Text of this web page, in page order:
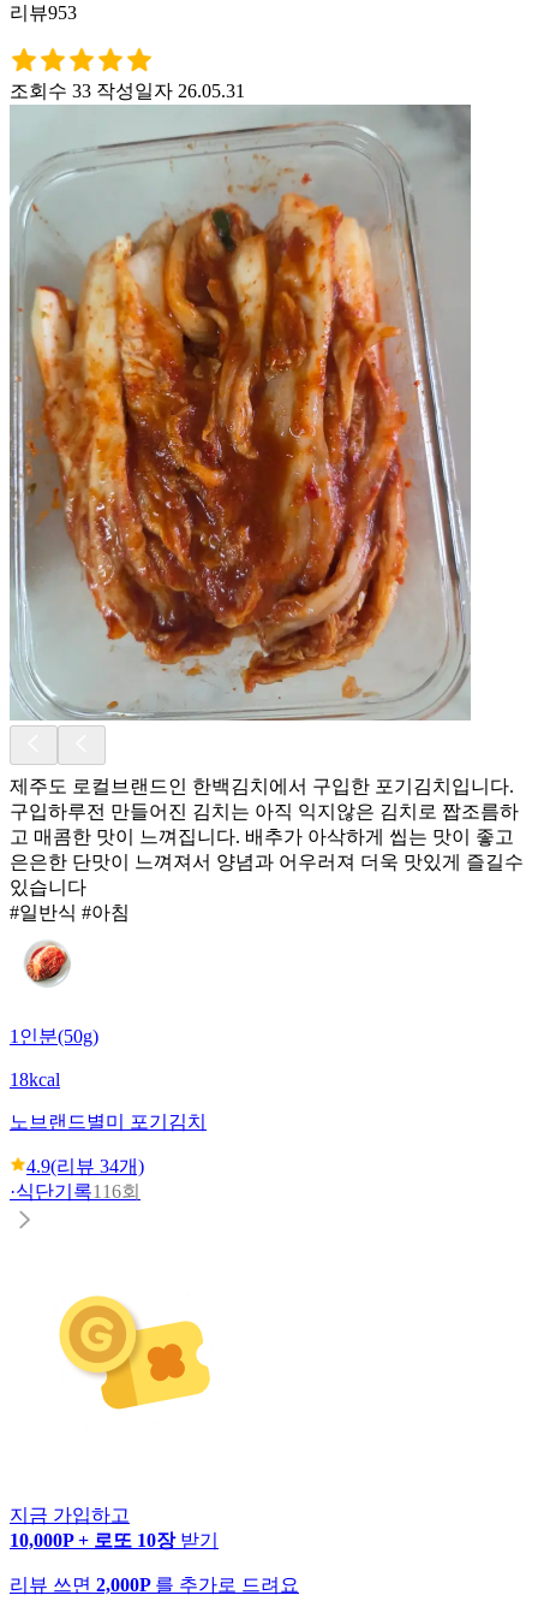
리뷰953
조회수 33 작성일자 26.05.31
제주도 로컬브랜드인 한백김치에서 구입한 포기김치입니다.
구입하루전 만들어진 김치는 아직 익지않은 김치로 짭조름하
고 매콤한 맛이 느껴집니다. 배추가 아삭하게 씹는 맛이 좋고
은은한 단맛이 느껴져서 양념과 어우러져 더욱 맛있게 즐길수
있습니다
#일반식 #아침
1인분(50g)
18kcal
노브랜드별미 포기김치
4.9(리뷰 34개)
·식단기록116회
지금 가입하고
10,000P + 로또 10장 받기
리뷰 쓰면 2,000P 를 추가로 드려요